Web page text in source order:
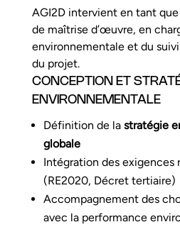
AGI2D intervient en tant
de maîtrise d’œuvre, en
environnementale et du
du projet.
CONCEPTION ET
ENVIRONNEMENTALE
Définition de la stratégie
globale
Intégration des exigences
(RE2020, Décret tertiaire)
Accompagnement des
avec la performance